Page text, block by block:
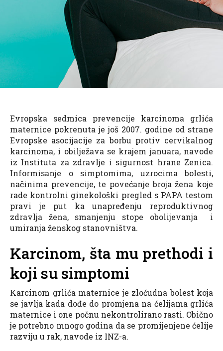
Evropska sedmica prevencije karcinoma grlića
maternice pokrenuta je još 2007. godine od strane
Evropske asocijacije za borbu protiv cervikalnog
karcinoma, i obilježava se krajem januara, navode
iz Instituta za zdravlje i sigurnost hrane Zenica.
Informisanje o simptomima, uzrocima bolesti,
načinima prevencije, te povećanje broja žena koje
rade kontrolni ginekološki pregled s PAPA testom
pravi je put ka unapređenju reproduktivnog
zdravlja žena, smanjenju stope obolijevanja i
umiranja ženskog stanovništva.
Karcinom, šta mu prethodi i
koji su simptomi
Karcinom grlića maternice je zloćudna bolest koja
se javlja kada dođe do promjena na ćelijama grlića
maternice i one počnu nekontrolirano rasti. Obično
je potrebno mnogo godina da se promijenjene ćelije
razviju u rak, navode iz INZ-a.